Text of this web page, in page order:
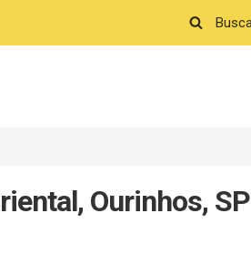
Ourinhos, SP